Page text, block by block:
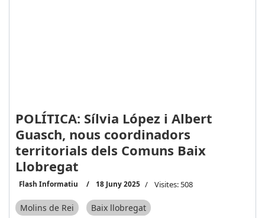
POLÍTICA: Sílvia López i Albert
Guasch, nous coordinadors
territorials dels Comuns Baix
Llobregat
Flash Informatiu 18 Juny 2025 Visites: 508
Molins de Rei Baix llobregat